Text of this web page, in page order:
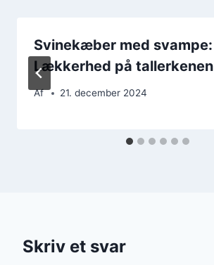
Svinekæber med svampe:
Lækkerhed på tallerkenen
Af 21. december 2024
Skriv et svar